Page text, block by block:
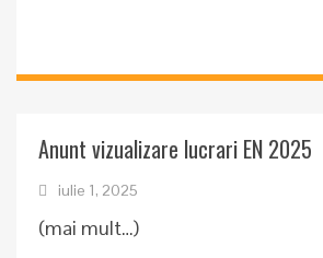
Anunt vizualizare lucrari EN 2025
iulie 1, 2025
(mai mult…)